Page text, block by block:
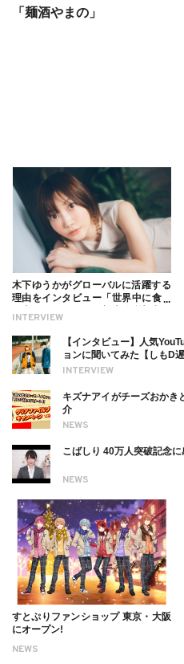
「麺酒やまの」
INTERVIEW
木下ゆうかがグローバルに活躍する
理由をインタビュー「世界中に食べ
ついても
INTERVIEW
【インタビュー】人気
ョンに聞いてみた【しもD遅
NEWS
キズナアイがチーズおかき
介
NEWS
こばしり 40万人突破記念
NEWS
すとぷりファンショップ 東京・大阪
にオープン!